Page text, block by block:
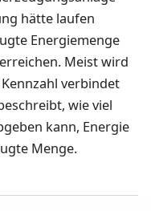
hätte laufen
Energiemenge
Meist wird
verbindet
wie viel
kann, Energie
Menge.